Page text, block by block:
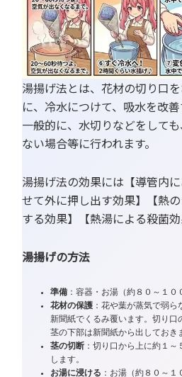
湯揚げ法とは、花材の切り口
に、冷水につけて、吸水を改善
一般的に、水切りなどをして
ない場合等に行われます。
湯揚げ法の効果には【導管内
せて外に押し出す効果】【熱
する効果】【熱湯による殺菌効
湯揚げの方法
準備 ：容器・お湯（約８０～１０
花材の保護 ：花や葉が蒸気で弱
新聞紙でくるみ覆います。切り口
茎の下部は新聞紙から出しておき
茎の切断 ：切り口から上に約１～
します。
お湯に浸ける ：お湯（約８０～